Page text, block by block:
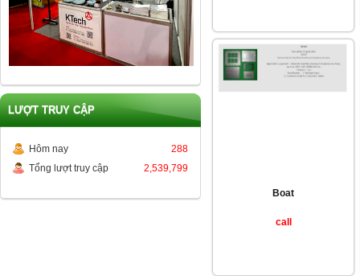
Boat
call
LƯỢT TRUY CẬP
Hôm nay
288
Tổng lượt truy cập
2,539,799